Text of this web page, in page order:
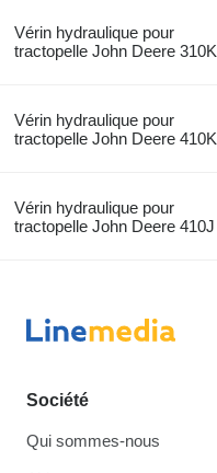
Vérin hydraulique pour
tractopelle John Deere 310K
Vérin hydraulique pour
tractopelle John Deere 410K
Vérin hydraulique pour
tractopelle John Deere 410J
Société
Qui sommes-nous